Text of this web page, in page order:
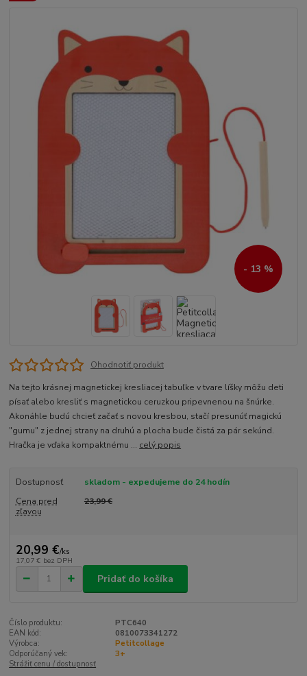
- 13 %
Ohodnotiť produkt
Na tejto krásnej magnetickej kresliacej tabuľke v tvare líšky môžu deti
písať alebo kresliť s magnetickou ceruzkou pripevnenou na šnúrke.
Akonáhle budú chcieť začať s novou kresbou, stačí presunúť magickú
"gumu" z jednej strany na druhú a plocha bude čistá za pár sekúnd.
Hračka je vďaka kompaktnému ... celý popis
Dostupnosť
skladom - expedujeme do 24 hodín
Cena pred
zľavou
23,99 €
20,99 €/ks
17,07 € bez DPH
Pridať do košíka
Číslo produktu:
PTC640
EAN kód:
0810073341272
Výrobca:
Petitcollage
Odporúčaný vek:
3+
Strážiť cenu / dostupnosť